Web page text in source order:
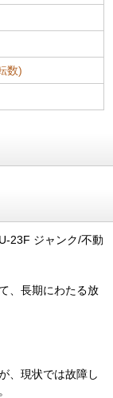
数)
23F ジャンク/不動
、長期にわたる放
、現状では故障し